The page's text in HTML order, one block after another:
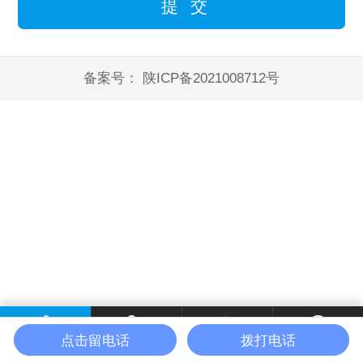
备案号： 陕ICP备2021008712号
电话咨询 微信咨询 联系我们
点击留电话 拨打电话